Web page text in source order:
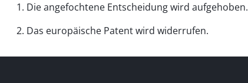
1. Die angefochtene Entscheidung wird aufgehoben.
2. Das europäische Patent wird widerrufen.